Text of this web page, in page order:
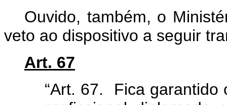
Ouvido, também, o
veto ao dispositivo a seguir
Art. 67
“Art. 67. Fica garantido